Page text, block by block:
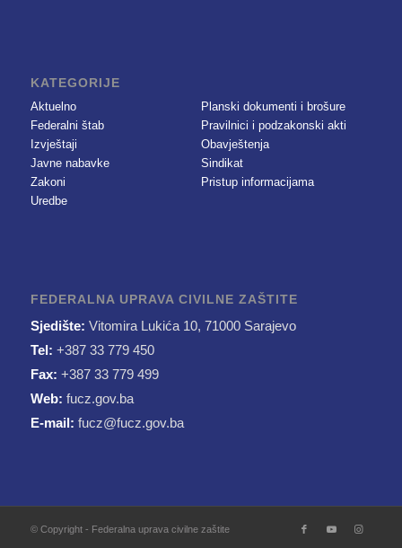
KATEGORIJE
Aktuelno
Federalni štab
Izvještaji
Javne nabavke
Zakoni
Uredbe
Planski dokumenti i brošure
Pravilnici i podzakonski akti
Obavještenja
Sindikat
Pristup informacijama
FEDERALNA UPRAVA CIVILNE ZAŠTITE
Sjedište: Vitomira Lukića 10, 71000 Sarajevo
Tel: +387 33 779 450
Fax: +387 33 779 499
Web: fucz.gov.ba
E-mail: fucz@fucz.gov.ba
© Copyright - Federalna uprava civilne zaštite